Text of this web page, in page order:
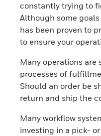
constantly trying to
Although some
has been proven to
to ensure your
Many operations
processes of
Should an order be
return and ship the
Many workflow
investing in a pick-